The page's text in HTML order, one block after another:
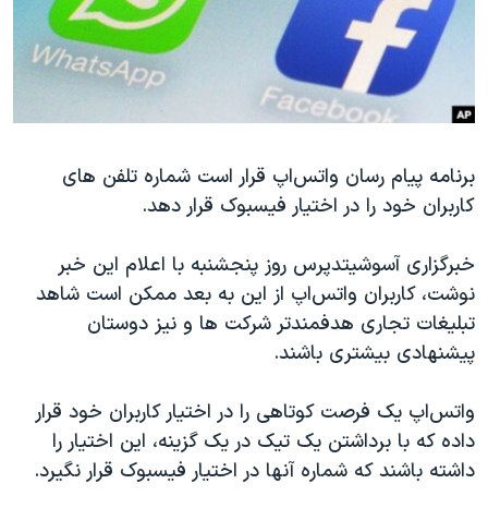
فرهنگ و زندگی
حقوق شهروندی
اقتصادی
اسرائیل در جنگ
گالری عکس
آرشیو پخش زنده
مستندها
انتخابات ریاست جمهوری آمریکا ۲۰۲۴
حمله جمهوری اسلامی به اسرائیل
ورزش زنان در ایران
اعتراضات زن، زندگی، آزادی
مجموعه مستندهای دادخواهی
تریبونال مردمی آبان ۹۸
دادگاه حمید نوری
قانون شفافیت دارائی کادر رهبری ایران
اعتراضات مردمی آبان ۹۸
دنبال کنید
زبانهای مختلف
برنامه پیام رسان واتس‌اپ قرار است شماره تلفن های
کاربران خود را در اختیار فیسبوک قرار دهد.
خبرگزاری آسوشیتدپرس روز پنجشنبه با اعلام این خبر
نوشت، کاربران واتس‌اپ از این به بعد ممکن است شاهد
تبلیغات تجاری هدفمندتر شرکت ها و نیز دوستان
پیشنهادی بیشتری باشند.
واتس‌اپ یک فرصت کوتاهی را در اختیار کاربران خود قرار
داده که با برداشتن یک تیک در یک گزینه، این اختیار را
داشته باشند که شماره آنها در اختیار فیسبوک قرار نگیرد.